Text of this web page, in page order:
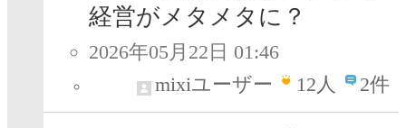
経営がメタメタに？
2026年05月22日 01:46
mixiユーザー
12人 2件